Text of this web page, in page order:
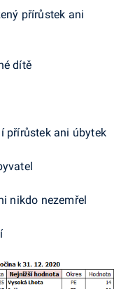
přírůstek ani
dítě
přírůstek ani úbytek
nikdo nezemřel